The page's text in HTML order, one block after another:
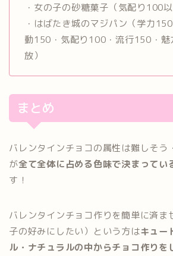
・女の子の砂糖菓子（気配り100以
・はばたき城のマジパン（学力
動150・気配り100・流行150・
放）
まとめ
バレンタインチョコの属性は難しそう
が全て全体に占める色味で決まってい
す！
バレンタインチョコ作りを簡単に済ま
子の好みにしたい）という方はキュー
ル・ナチュラルの中からチョコ作りを